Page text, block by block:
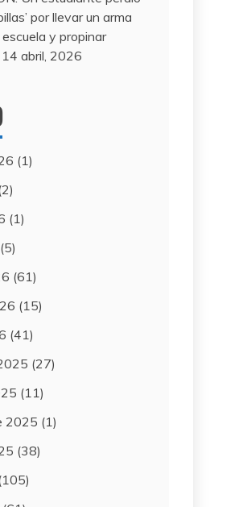
por llevar un arma
y propinar
14 abril, 2026
(1)
(1)
(5)
(61)
(15)
(41)
(27)
(11)
2025 (1)
(38)